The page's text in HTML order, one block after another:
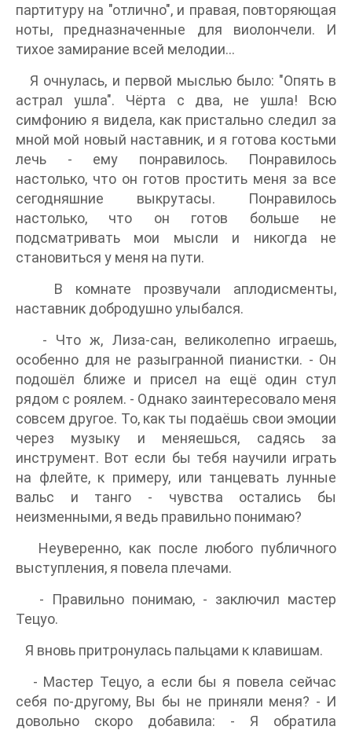
партитуру на "отлично", и правая, повторяющая
ноты, предназначенные для виолончели. И
тихое замирание всей мелодии...
Я очнулась, и первой мыслью было: "Опять в
астрал ушла". Чёрта с два, не ушла! Всю
симфонию я видела, как пристально следил за
мной мой новый наставник, и я готова костьми
лечь - ему понравилось. Понравилось
настолько, что он готов простить меня за все
сегодняшние выкрутасы. Понравилось
настолько, что он готов больше не
подсматривать мои мысли и никогда не
становиться у меня на пути.
В комнате прозвучали аплодисменты,
наставник добродушно улыбался.
- Что ж, Лиза-сан, великолепно играешь,
особенно для не разыгранной пианистки. - Он
подошёл ближе и присел на ещё один стул
рядом с роялем. - Однако заинтересовало меня
совсем другое. То, как ты подаёшь свои эмоции
через музыку и меняешься, садясь за
инструмент. Вот если бы тебя научили играть
на флейте, к примеру, или танцевать лунные
вальс и танго - чувства остались бы
неизменными, я ведь правильно понимаю?
Неуверенно, как после любого публичного
выступления, я повела плечами.
- Правильно понимаю, - заключил мастер
Тецуо.
Я вновь притронулась пальцами к клавишам.
- Мастер Тецуо, а если бы я повела сейчас
себя по-другому, Вы бы не приняли меня? - И
довольно скоро добавила: - Я обратила